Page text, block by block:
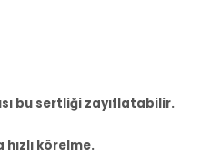
bu sertliği zayıflatabilir.
körelme.